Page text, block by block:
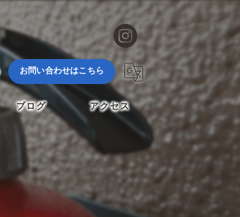
お問い合わせはこちら
ブログ アクセス